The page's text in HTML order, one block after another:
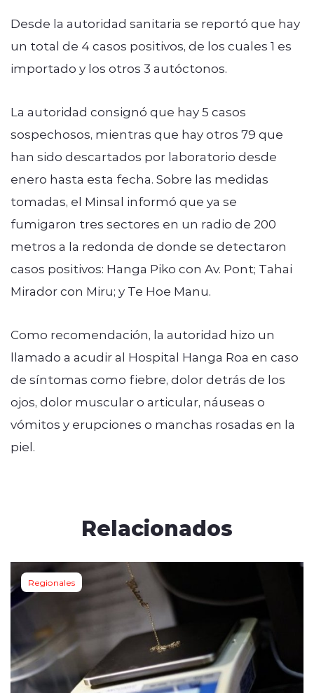
Desde la autoridad sanitaria se reportó que hay
un total de 4 casos positivos, de los cuales 1 es
importado y los otros 3 autóctonos.
La autoridad consignó que hay 5 casos
sospechosos, mientras que hay otros 79 que
han sido descartados por laboratorio desde
enero hasta esta fecha. Sobre las medidas
tomadas, el Minsal informó que ya se
fumigaron tres sectores en un radio de 200
metros a la redonda de donde se detectaron
casos positivos: Hanga Piko con Av. Pont; Tahai
Mirador con Miru; y Te Hoe Manu.
Como recomendación, la autoridad hizo un
llamado a acudir al Hospital Hanga Roa en caso
de síntomas como fiebre, dolor detrás de los
ojos, dolor muscular o articular, náuseas o
vómitos y erupciones o manchas rosadas en la
piel.
Relacionados
Regionales